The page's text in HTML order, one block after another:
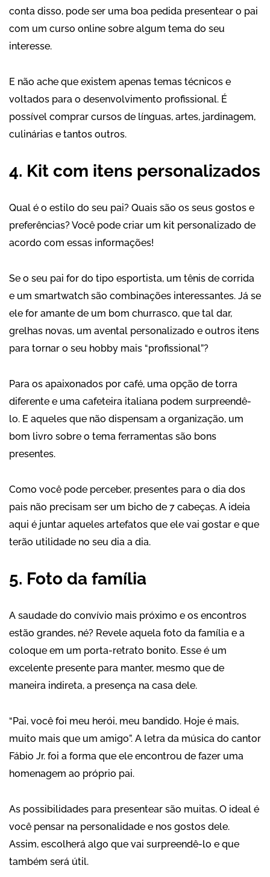
conta disso, pode ser uma boa pedida presentear o pai
com um curso online sobre algum tema do seu
interesse.
E não ache que existem apenas temas técnicos e
voltados para o desenvolvimento profissional. É
possível comprar cursos de línguas, artes, jardinagem,
culinárias e tantos outros.
4. Kit com itens personalizados
Qual é o estilo do seu pai? Quais são os seus gostos e
preferências? Você pode criar um kit personalizado de
acordo com essas informações!
Se o seu pai for do tipo esportista, um tênis de corrida
e um smartwatch são combinações interessantes. Já se
ele for amante de um bom churrasco, que tal dar,
grelhas novas, um avental personalizado e outros itens
para tornar o seu hobby mais “profissional”?
Para os apaixonados por café, uma opção de torra
diferente e uma cafeteira italiana podem surpreendê-
lo. E aqueles que não dispensam a organização, um
bom livro sobre o tema ferramentas são bons
presentes.
Como você pode perceber, presentes para o dia dos
pais não precisam ser um bicho de 7 cabeças. A ideia
aqui é juntar aqueles artefatos que ele vai gostar e que
terão utilidade no seu dia a dia.
5. Foto da família
A saudade do convívio mais próximo e os encontros
estão grandes, né? Revele aquela foto da família e a
coloque em um porta-retrato bonito. Esse é um
excelente presente para manter, mesmo que de
maneira indireta, a presença na casa dele.
“Pai, você foi meu herói, meu bandido. Hoje é mais,
muito mais que um amigo”. A letra da música do cantor
Fábio Jr. foi a forma que ele encontrou de fazer uma
homenagem ao próprio pai.
As possibilidades para presentear são muitas. O ideal é
você pensar na personalidade e nos gostos dele.
Assim, escolherá algo que vai surpreendê-lo e que
também será útil.